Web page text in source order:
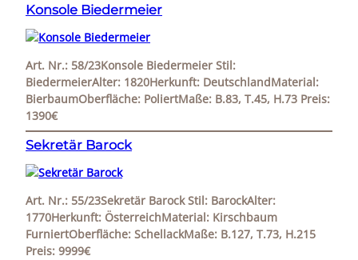
Konsole Biedermeier
Art. Nr.: 58/23Konsole Biedermeier Stil:
BiedermeierAlter: 1820Herkunft: DeutschlandMaterial:
BierbaumOberfläche: PoliertMaße: B.83, T.45, H.73 Preis:
1390€
Sekretär Barock
Art. Nr.: 55/23Sekretär Barock Stil: BarockAlter:
1770Herkunft: ÖsterreichMaterial: Kirschbaum
FurniertOberfläche: SchellackMaße: B.127, T.73, H.215
Preis: 9999€